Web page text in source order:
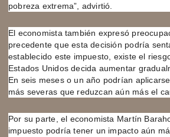
pobreza extrema”, advirtió.
El economista también expresó
precedente que esta decisión podría
establecido este impuesto, existe el
Estados Unidos decida aumentar
En seis meses o un año podrían
más severas que reduzcan aún más el
Por su parte, el economista Martín
impuesto podría tener un impacto aún